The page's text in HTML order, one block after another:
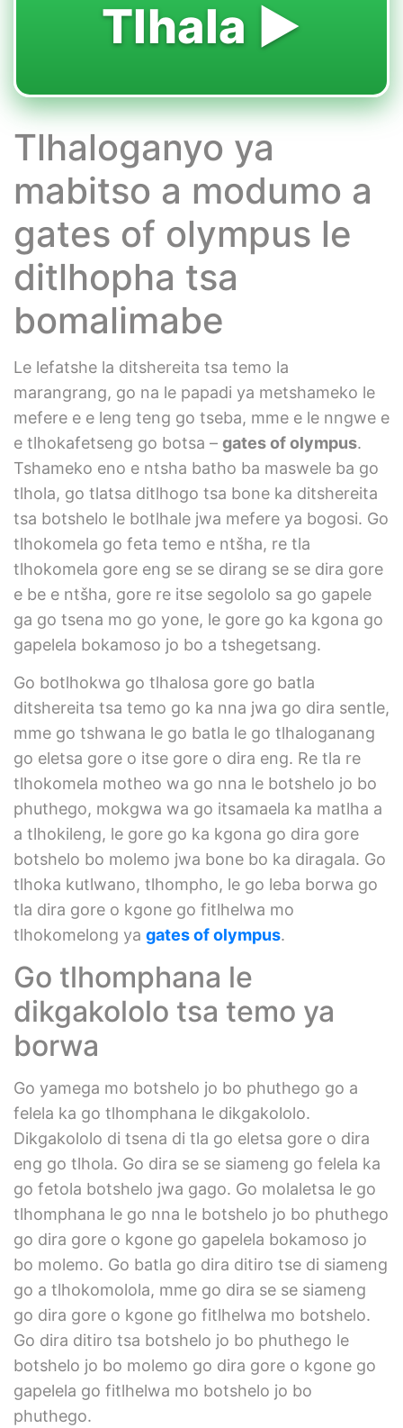
Tlhala ▶️
Tlhaloganyo ya
mabitso a modumo a
gates of olympus le
ditlhopha tsa
bomalimabe
Le lefatshe la ditshereita tsa temo la
marangrang, go na le papadi ya metshameko le
mefere e e leng teng go tseba, mme e le nngwe e
e tlhokafetseng go botsa – gates of olympus.
Tshameko eno e ntsha batho ba maswele ba go
tlhola, go tlatsa ditlhogo tsa bone ka ditshereita
tsa botshelo le botlhale jwa mefere ya bogosi. Go
tlhokomela go feta temo e ntšha, re tla
tlhokomela gore eng se se dirang se se dira gore
e be e ntšha, gore re itse segololo sa go gapele
ga go tsena mo go yone, le gore go ka kgona go
gapelela bokamoso jo bo a tshegetsang.
Go botlhokwa go tlhalosa gore go batla
ditshereita tsa temo go ka nna jwa go dira sentle,
mme go tshwana le go batla le go tlhaloganang
go eletsa gore o itse gore o dira eng. Re tla re
tlhokomela motheo wa go nna le botshelo jo bo
phuthego, mokgwa wa go itsamaela ka matlha a
a tlhokileng, le gore go ka kgona go dira gore
botshelo bo molemo jwa bone bo ka diragala. Go
tlhoka kutlwano, tlhompho, le go leba borwa go
tla dira gore o kgone go fitlhelwa mo
tlhokomelong ya gates of olympus.
Go tlhomphana le
dikgakololo tsa temo ya
borwa
Go yamega mo botshelo jo bo phuthego go a
felela ka go tlhomphana le dikgakololo.
Dikgakololo di tsena di tla go eletsa gore o dira
eng go tlhola. Go dira se se siameng go felela ka
go fetola botshelo jwa gago. Go molaletsa le go
tlhomphana le go nna le botshelo jo bo phuthego
go dira gore o kgone go gapelela bokamoso jo
bo molemo. Go batla go dira ditiro tse di siameng
go a tlhokomolola, mme go dira se se siameng
go dira gore o kgone go fitlhelwa mo botshelo.
Go dira ditiro tsa botshelo jo bo phuthego le
botshelo jo bo molemo go dira gore o kgone go
gapelela go fitlhelwa mo botshelo jo bo
phuthego.